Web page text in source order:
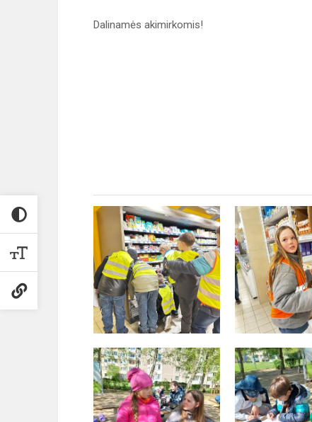
Dalinamės akimirkomis!